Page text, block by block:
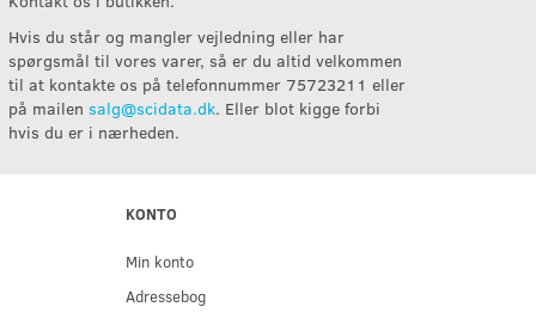
Hvis du står og mangler vejledning eller har
spørgsmål til vores varer, så er du altid velkommen
til at kontakte os på telefonnummer 75723211 eller
på mailen salg@scidata.dk. Eller blot kigge forbi
hvis du er i nærheden.
KONTO
Min konto
Adressebog